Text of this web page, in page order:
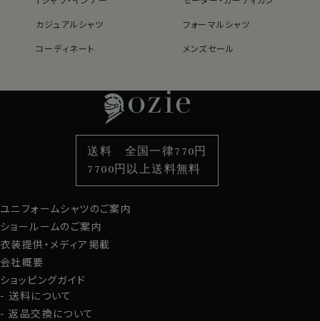
カジュアルシャツ
フォーマルシャツ
コーディネート
メンズセール
袖・カフス型から選ぶ
色から選ぶ
柄から選ぶ
スタイルから選ぶ
カジュアルシャツ
定番シャツ
カフスボタン
サスペンダー
財布・名刺入れ
バッグ
ストール・マフラー
グローブ
ユニフォームシャツのご案内
ショールームのご案内
衣装提供・メディア掲載
会社概要
ショッピングガイド
送料について
返品交換について
送料 全国一律770円
7700円以上送料無料